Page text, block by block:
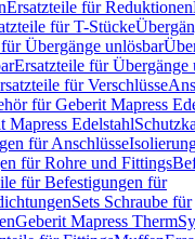
Ersatzteile für Reduktionen
für T-Stücke
Übergänge unlösbar
Ersatzteile für Übergänge
für Verschlüsse
für Geberit Mapress
Mapress Edelstahl
für Anschlüsse
für Rohre und Fittings
für Befestigungen für
Sets Schraube für
Geberit Mapress Therm